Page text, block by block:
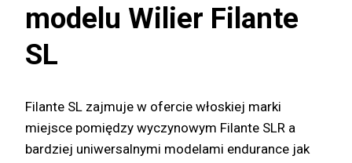
modelu Wilier Filante
SL
Filante SL zajmuje w ofercie włoskiej marki
miejsce pomiędzy wyczynowym Filante SLR a
bardziej uniwersalnymi modelami endurance jak